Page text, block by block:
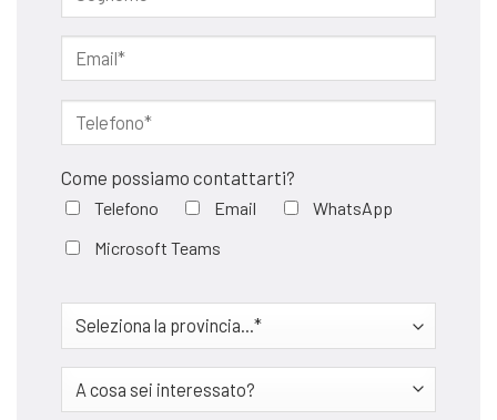
Come possiamo contattarti?
Telefono Email
WhatsApp
Microsoft Teams